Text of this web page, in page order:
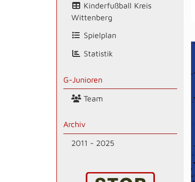
Kinderfußball Kreis
Wittenberg
Spielplan
Statistik
G-Junioren
Team
Archiv
2011 - 2025